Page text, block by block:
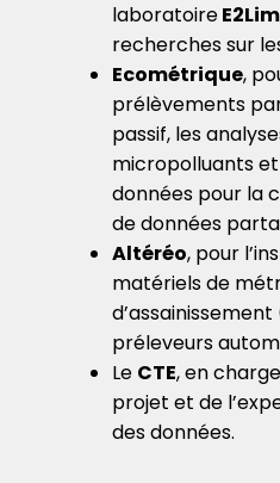
laboratoireE2Lim
recherches sur
Ecométrique,
prélèvements
passif, les
micropolluants
données pour la
de données
Altéréo, pour
matériels de
préleveurs
Le CTE, en
projet et de
des données.